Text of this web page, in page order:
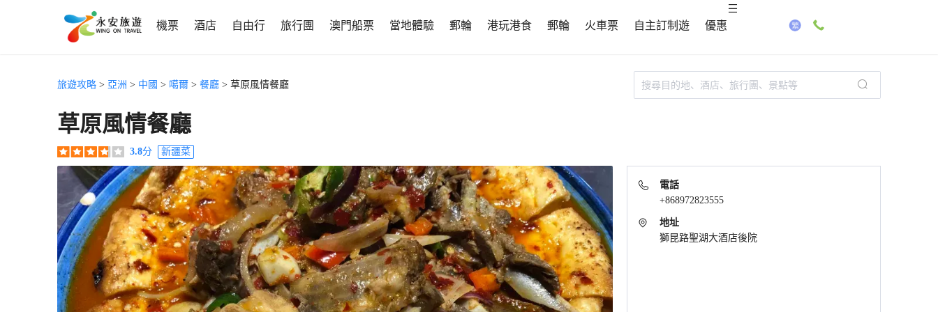
機票 酒店 自由行 旅行團 澳門船票 當地體驗 郵輪 港玩港食 郵輪 火車票 自主訂制遊 優惠
旅遊攻略 > 亞洲 > 中國 > 噶爾 > 餐廳 > 草原風情餐廳
草原風情餐廳
3.8分 新疆菜
電話
+868972823555
地址
獅昆路聖湖大酒店後院